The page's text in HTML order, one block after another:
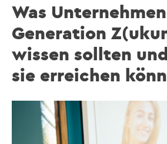
Was
Generation
wissen sollten
sie erreichen